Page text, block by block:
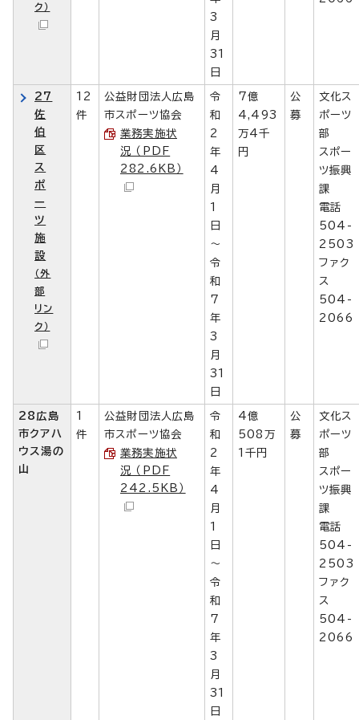
ク）
3
月
31
日
27
佐
伯
区
ス
ポ
ー
ツ
施
設
（外
部
リン
ク）
12
件
公益財団法人広島
市スポーツ協会
業務実施状
況 （PDF
282.6KB）
令
和
2
年
4
月
1
日
～
令
和
7
年
3
月
31
日
7億
4,493
万4千
円
公
募
文化ス
ポーツ
部
スポー
ツ振興
課
電話
504-
2503
ファク
ス
504-
2066
28広島
市クアハ
ウス湯の
山
1
件
公益財団法人広島
市スポーツ協会
業務実施状
況 （PDF
242.5KB）
令
和
2
年
4
月
1
日
～
令
和
7
年
3
月
31
日
4億
508万
1千円
公
募
文化ス
ポーツ
部
スポー
ツ振興
課
電話
504-
2503
ファク
ス
504-
2066